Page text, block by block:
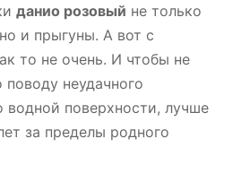
данио розовый не только
и прыгуны. А вот с
то не очень. И чтобы не
поводу неудачного
поверхности, лучше
за пределы родного